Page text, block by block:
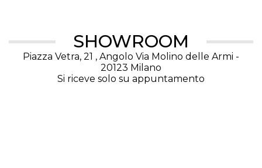
SHOWROOM
Piazza Vetra, 21 , Angolo Via Molino delle Armi -
20123 Milano
Si riceve solo su appuntamento